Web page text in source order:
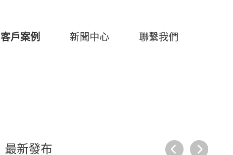
客戶案例 新聞中心 聯繫我們
最新發布